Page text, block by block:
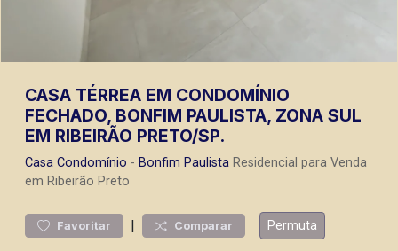
CASA TÉRREA EM CONDOMÍNIO
FECHADO, BONFIM PAULISTA, ZONA SUL
EM RIBEIRÃO PRETO/SP.
Casa Condomínio - Bonfim Paulista Residencial para Venda
em Ribeirão Preto
Favoritar | Comparar Permuta